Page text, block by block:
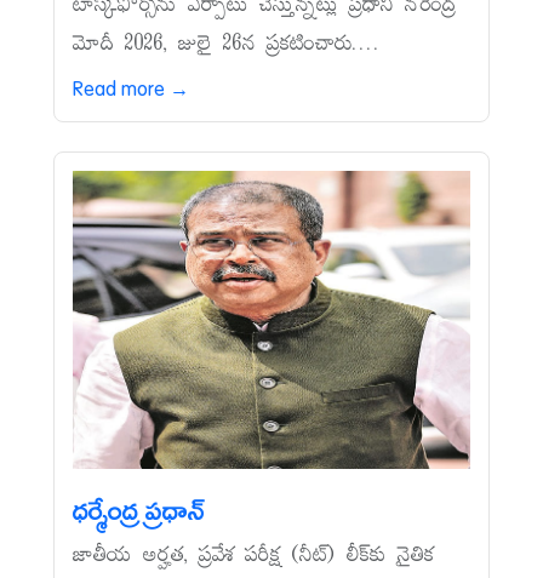
మోదీ 2026, జులై 26న ప్రకటించారు....
Read more →
ధర్మేంద్ర ప్రధాన్‌
జాతీయ అర్హత, ప్రవేశ పరీక్ష (నీట్‌) లీక్‌కు నైతిక